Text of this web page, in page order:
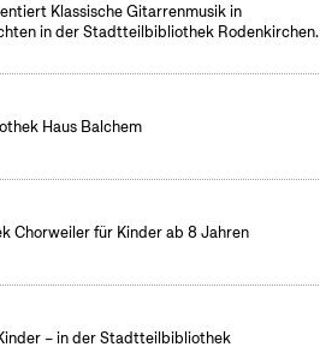
Klassische Gitarrenmusik in
in der Stadtteilbibliothek Rodenkirchen.
Haus Balchem
Chorweiler für Kinder ab 8 Jahren
– in der Stadtteilbibliothek